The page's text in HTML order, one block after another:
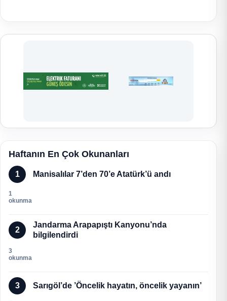
Haftanın En Çok Okunanları
1 Manisalılar 7’den 70’e Atatürk’ü andı
1
okunma
2
Jandarma Arapapıştı Kanyonu’nda
bilgilendirdi
3
okunma
3 Sarıgöl’de ’Öncelik hayatın, öncelik yayanın’